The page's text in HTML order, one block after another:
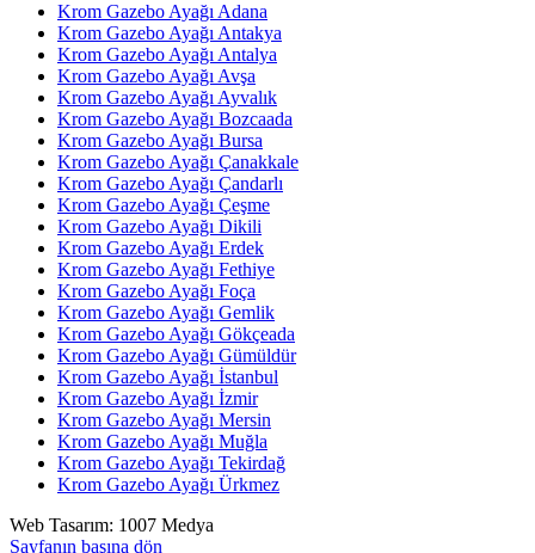
Krom Gazebo Ayağı Adana
Krom Gazebo Ayağı Antakya
Krom Gazebo Ayağı Antalya
Krom Gazebo Ayağı Avşa
Krom Gazebo Ayağı Ayvalık
Krom Gazebo Ayağı Bozcaada
Krom Gazebo Ayağı Bursa
Krom Gazebo Ayağı Çanakkale
Krom Gazebo Ayağı Çandarlı
Krom Gazebo Ayağı Çeşme
Krom Gazebo Ayağı Dikili
Krom Gazebo Ayağı Erdek
Krom Gazebo Ayağı Fethiye
Krom Gazebo Ayağı Foça
Krom Gazebo Ayağı Gemlik
Krom Gazebo Ayağı Gökçeada
Krom Gazebo Ayağı Gümüldür
Krom Gazebo Ayağı İstanbul
Krom Gazebo Ayağı İzmir
Krom Gazebo Ayağı Mersin
Krom Gazebo Ayağı Muğla
Krom Gazebo Ayağı Tekirdağ
Krom Gazebo Ayağı Ürkmez
Web Tasarım: 1007 Medya
Sayfanın başına dön